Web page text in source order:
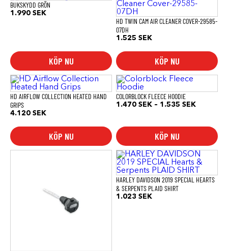
BUKSKYDD GRÖN
1.990 SEK
KÖP NU
HD TWIN CAM AIR CLEANER COVER-29585-
07DH
1.525 SEK
KÖP NU
HD AIRFLOW COLLECTION HEATED HAND
GRIPS
4.120 SEK
KÖP NU
COLORBLOCK FLEECE HOODIE
1.470 SEK – 1.535 SEK
1.535
KÖP NU
Den
här
produkten
har
De
olika
alternativen
kan
väljas
på
produktsidan
HARLEY DAVIDSON 2019 SPECIAL HEARTS
& SERPENTS PLAID SHIRT
1.023 SEK
Den
här
produkten
har
flera
varianter.